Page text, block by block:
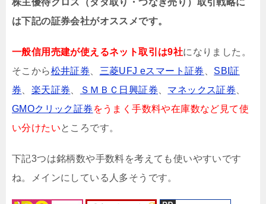
株主優待クロス（タダ取り・つなぎ売り）取引戦略に
は下記の証券会社がオススメです。
一般信用売建が使えるネット取引は9社になりました。
そこから松井証券 三菱UFJ eスマート証券
SBI証
券
楽天証券 ＳＭＢＣ日興証券 マネックス証券
GMOクリック証券 をうまく手数料や在庫数など見て使
い分けたいところです。
下記3つは銘柄数や手数料を考えても使いやすいです
ね。メインにしている人多そうです。